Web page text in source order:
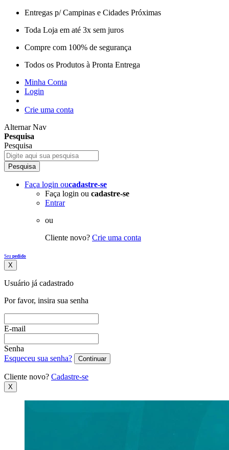
Entregas p/ Campinas e Cidades Próximas
Toda Loja em até 3x sem juros
Compre com 100% de segurança
Todos os Produtos à Pronta Entrega
Minha Conta
Login
Crie uma conta
Alternar Nav
Pesquisa
Pesquisa
Pesquisa
Faça login oucadastre-se
Faça login ou cadastre-se
Entrar
ou
Cliente novo? Crie uma conta
Seu pedido
X
Usuário já cadastrado
Por favor, insira sua senha
E-mail
Senha
Esqueceu sua senha?
Continuar
Cliente novo? Cadastre-se
X